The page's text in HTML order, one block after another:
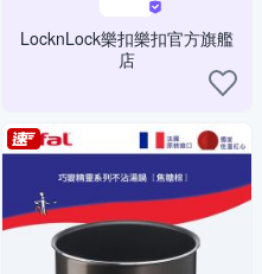
LocknLock樂扣樂扣官方旗艦
店